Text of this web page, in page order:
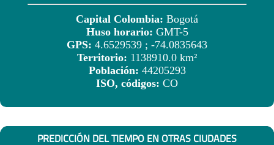
Capital Colombia: Bogotá
Huso horario: GMT-5
GPS: 4.6529539 ; -74.0835643
Territorio: 1138910.0 km²
Población: 44205293
ISO, códigos: CO
PREDICCIÓN DEL TIEMPO EN OTRAS CIUDADES